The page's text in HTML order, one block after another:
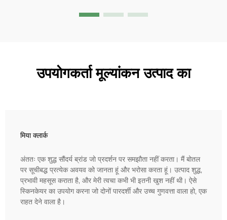
उपयोगकर्ता मूल्यांकन उत्पाद का
मिया क्लार्क
अंततः एक शुद्ध सौंदर्य ब्रांड जो प्रदर्शन पर समझौता नहीं करता। मैं बोतल
पर सूचीबद्ध प्रत्येक अवयव को जानता हूं और भरोसा करता हूं। उत्पाद शुद्ध,
प्रभावी महसूस कराता है, और मेरी त्वचा कभी भी इतनी खुश नहीं थी। ऐसे
स्किनकेयर का उपयोग करना जो दोनों पारदर्शी और उच्च गुणवत्ता वाला हो, एक
राहत देने वाला है।